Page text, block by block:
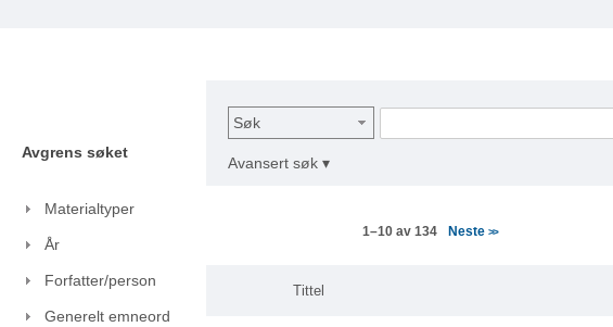
Avgrens søket
Materialtyper
År
Forfatter/person
Generelt emneord
Søk
Avansert søk ▾
1–10 av 134 Neste >>
Tittel